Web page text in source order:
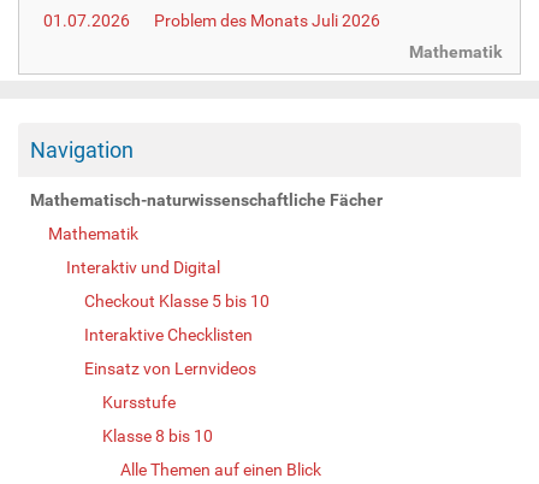
01.07.2026
Problem des Monats Juli 2026
Mathematik
Navigation
Mathematisch-naturwissenschaftliche Fächer
Mathematik
Interaktiv und Digital
Checkout Klasse 5 bis 10
Interaktive Checklisten
Einsatz von Lernvideos
Kursstufe
Klasse 8 bis 10
Alle Themen auf einen Blick